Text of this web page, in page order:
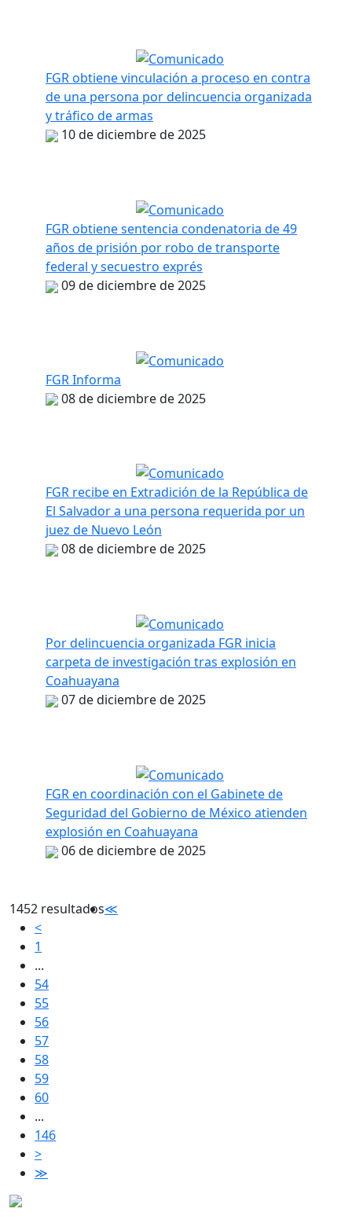
FGR obtiene vinculación a proceso en contra
de una persona por delincuencia organizada
y tráfico de armas
10 de diciembre de 2025
FGR obtiene sentencia condenatoria de 49
años de prisión por robo de transporte
federal y secuestro exprés
09 de diciembre de 2025
FGR Informa
08 de diciembre de 2025
FGR recibe en Extradición de la República de
El Salvador a una persona requerida por un
juez de Nuevo León
08 de diciembre de 2025
Por delincuencia organizada FGR inicia
carpeta de investigación tras explosión en
Coahuayana
07 de diciembre de 2025
FGR en coordinación con el Gabinete de
Seguridad del Gobierno de México atienden
explosión en Coahuayana
06 de diciembre de 2025
1452 resultados≪
<
1
...
54
55
56
57
58
59
60
...
146
>
≫